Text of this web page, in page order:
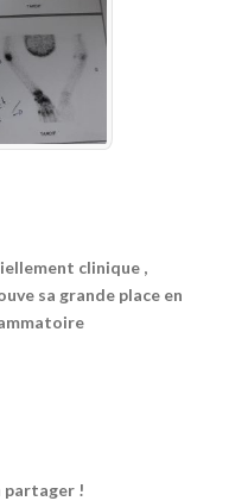
clinique ,
sa grande place en
partager !